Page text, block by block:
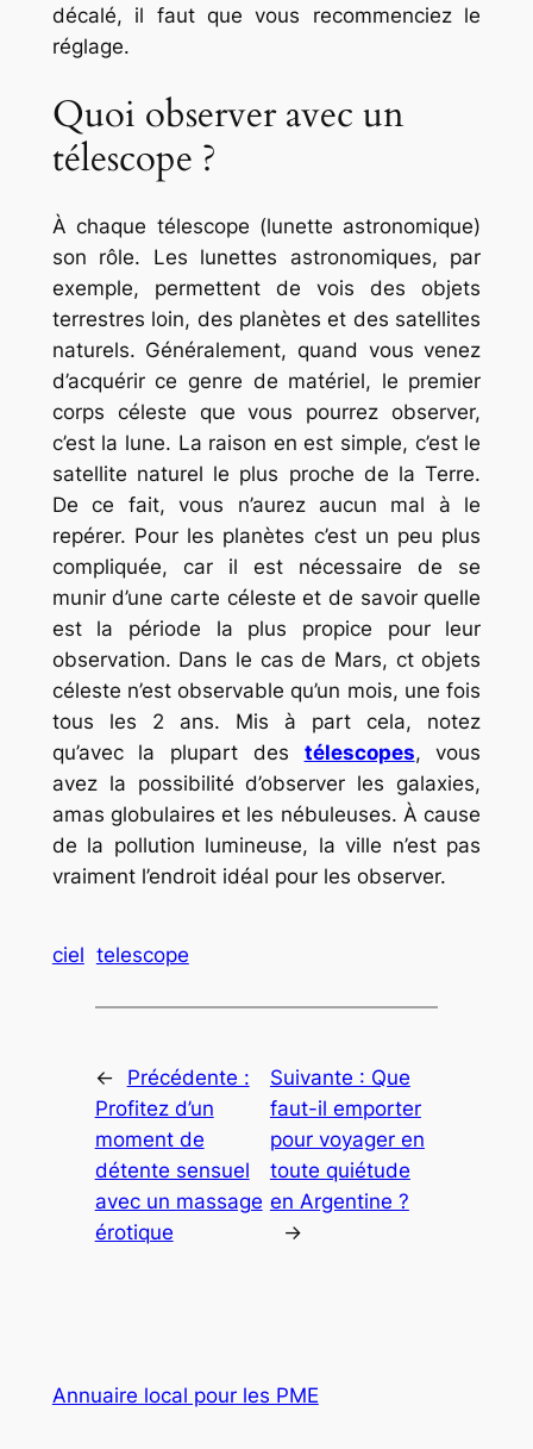
décalé, il faut que vous recommenciez le
réglage.
Quoi observer avec un
télescope ?
À chaque télescope (lunette astronomique)
son rôle. Les lunettes astronomiques, par
exemple, permettent de vois des objets
terrestres loin, des planètes et des satellites
naturels. Généralement, quand vous venez
d’acquérir ce genre de matériel, le premier
corps céleste que vous pourrez observer,
c’est la lune. La raison en est simple, c’est le
satellite naturel le plus proche de la Terre.
De ce fait, vous n’aurez aucun mal à le
repérer. Pour les planètes c’est un peu plus
compliquée, car il est nécessaire de se
munir d’une carte céleste et de savoir quelle
est la période la plus propice pour leur
observation. Dans le cas de Mars, ct objets
céleste n’est observable qu’un mois, une fois
tous les 2 ans. Mis à part cela, notez
qu’avec la plupart des télescopes, vous
avez la possibilité d’observer les galaxies,
amas globulaires et les nébuleuses. À cause
de la pollution lumineuse, la ville n’est pas
vraiment l’endroit idéal pour les observer.
ciel telescope
←
Précédente :
Profitez d’un
moment de
détente sensuel
avec un massage
érotique
Suivante : Que
faut-il emporter
pour voyager en
toute quiétude
en Argentine ?
→
Annuaire local pour les PME